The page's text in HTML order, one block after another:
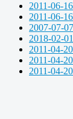
2011-06-
2011-06-
2007-07-
2018-02-
2011-04-
2011-04-
2011-04-